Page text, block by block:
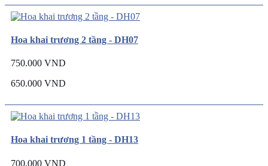
Hoa khai trương 2 tầng - DH07
750.000 VND
650.000 VND
Hoa khai trương 1 tầng - DH13
700.000 VND